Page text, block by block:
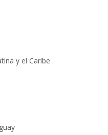
y el Caribe